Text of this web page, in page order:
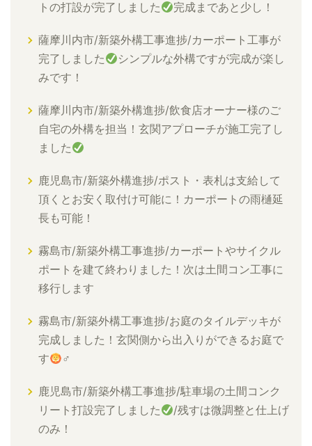
トの打設が完了しました 完成まであと少し！
薩摩川内市/新築外構工事進捗/カーポート工事が
完了しました
シンプルな外構ですが完成が楽し
みです！
薩摩川内市/新築外構進捗/飲食店オーナー様のご
自宅の外構を担当！玄関アプローチが施工完了し
ました
鹿児島市/新築外構進捗/ポスト・表札は支給して
頂くとお安く取付け可能に！カーポートの雨樋延
長も可能！
霧島市/新築外構工事進捗/カーポートやサイクル
ポートを建て終わりました！次は土間コン工事に
移行します
霧島市/新築外構工事進捗/お庭のタイルデッキが
完成しました！玄関側から出入りができるお庭で
す
‍♂
鹿児島市/新築外構工事進捗/駐車場の土間コンク
リート打設完了しました
/残すは微調整と仕上げ
のみ！